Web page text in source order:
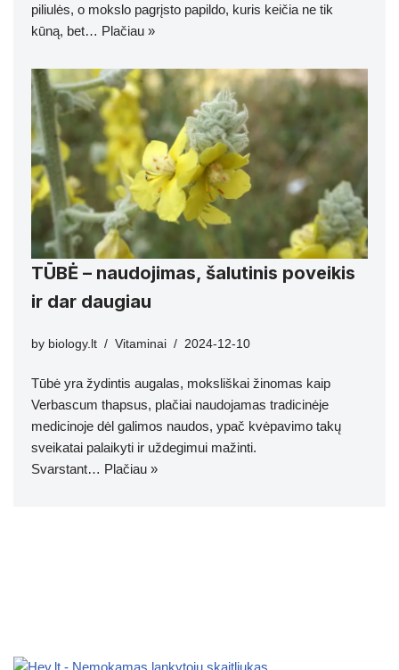
piliulės, o mokslo pagrįsto papildo, kuris keičia ne tik
kūną, bet… Plačiau »
TŪBĖ – naudojimas, šalutinis poveikis
ir dar daugiau
by biology.lt Vitaminai 2024-12-10
Tūbė yra žydintis augalas, moksliškai žinomas kaip
Verbascum thapsus, plačiai naudojamas tradicinėje
medicinoje dėl galimos naudos, ypač kvėpavimo takų
sveikatai palaikyti ir uždegimui mažinti.
Svarstant… Plačiau »